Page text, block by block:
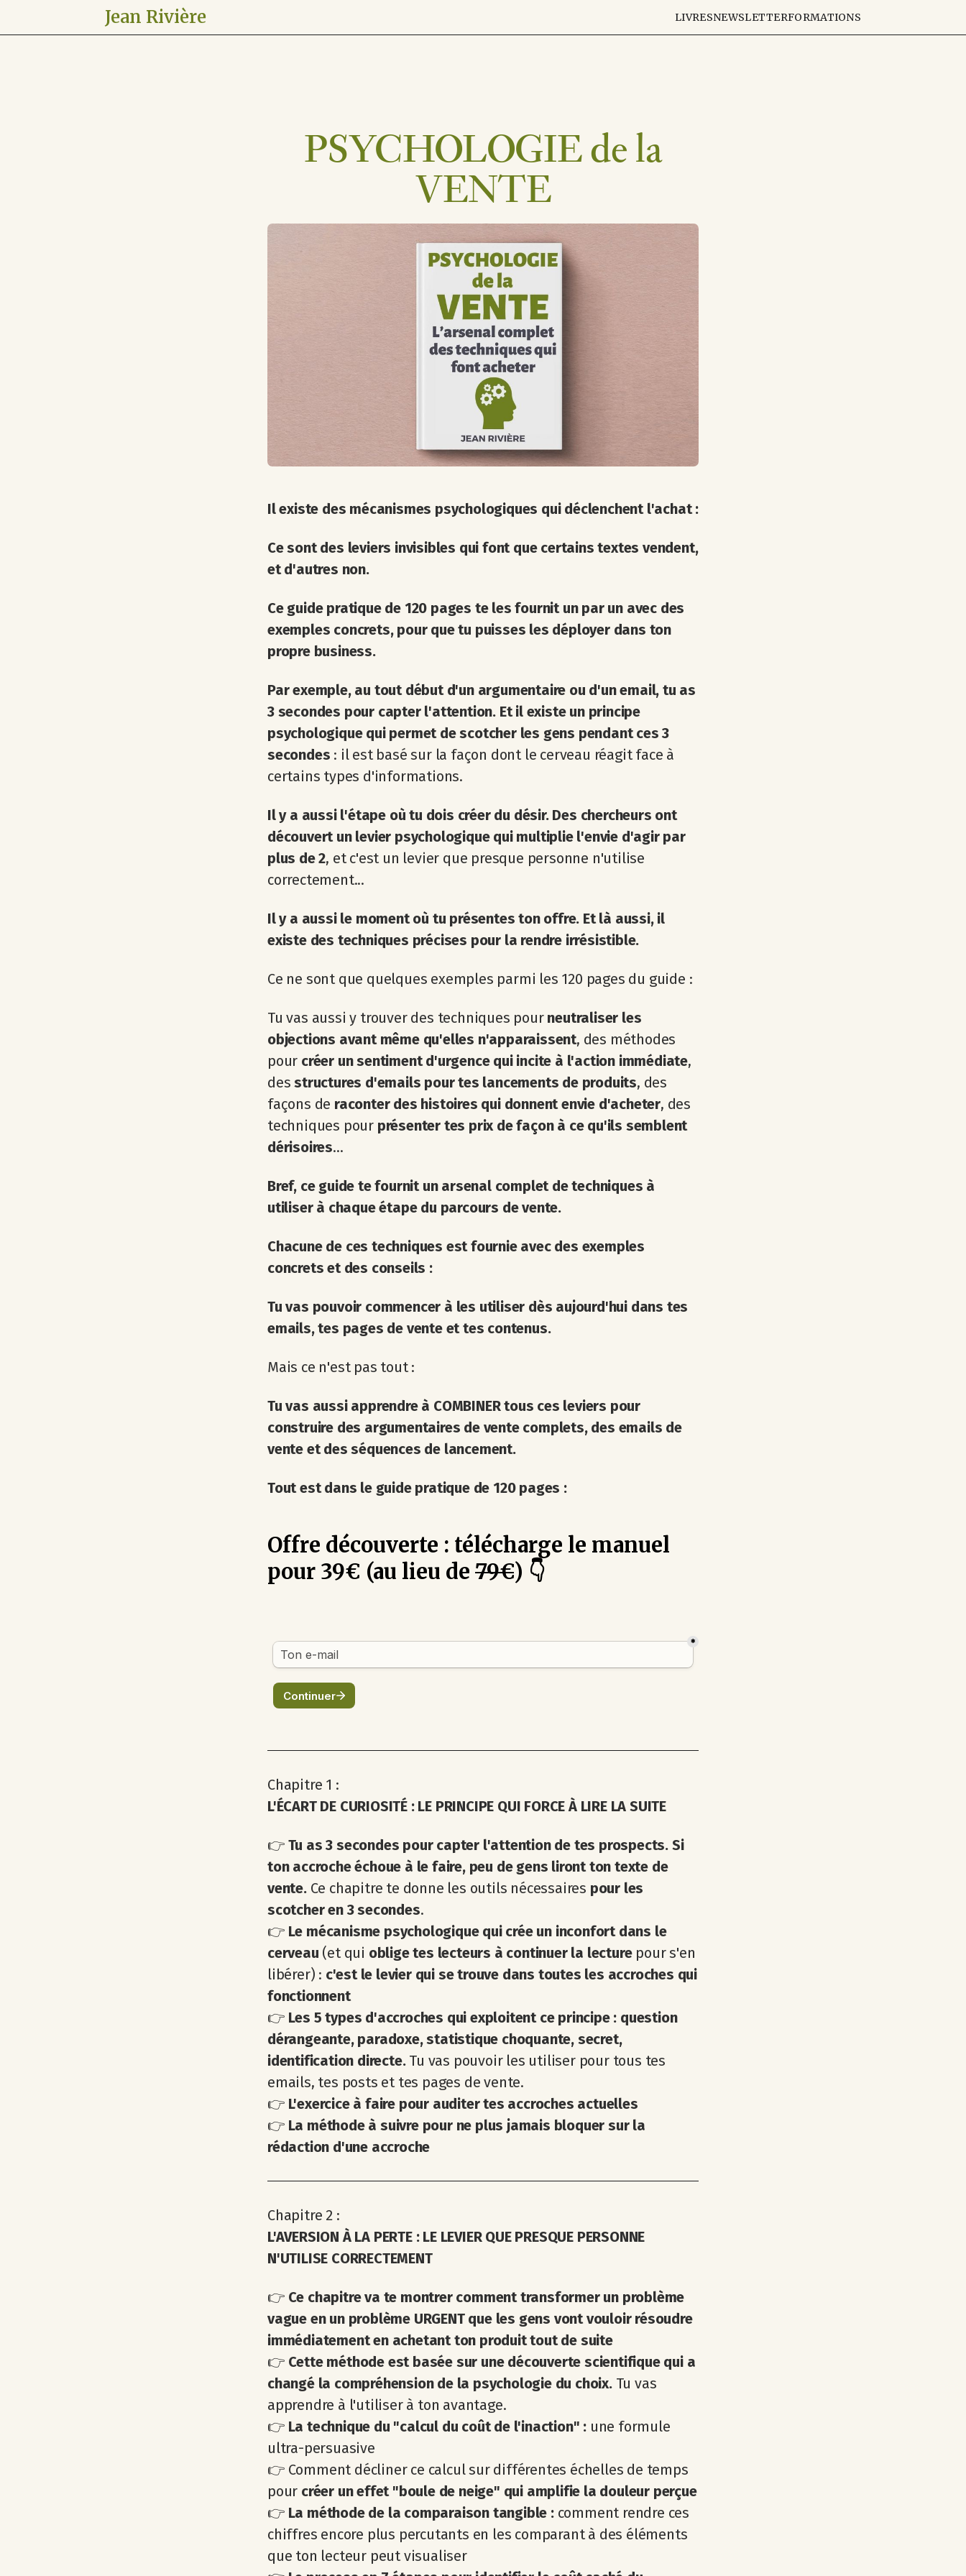
Jean Rivière LIVRESNEWSLETTERFORMATIONS
PSYCHOLOGIE de la
VENTE
Il existe des mécanismes psychologiques qui déclenchent l'achat :
Ce sont des leviers invisibles qui font que certains textes vendent,
et d'autres non.
Ce guide pratique de 120 pages te les fournit un par un avec des
exemples concrets, pour que tu puisses les déployer dans ton
propre business.
Par exemple, au tout début d'un argumentaire ou d'un email, tu as
3 secondes pour capter l'attention. Et il existe un principe
psychologique qui permet de scotcher les gens pendant ces 3
secondes : il est basé sur la façon dont le cerveau réagit face à
certains types d'informations.
Il y a aussi l'étape où tu dois créer du désir. Des chercheurs ont
découvert un levier psychologique qui multiplie l'envie d'agir par
plus de 2, et c'est un levier que presque personne n'utilise
correctement...
Il y a aussi le moment où tu présentes ton offre. Et là aussi, il
existe des techniques précises pour la rendre irrésistible.
Ce ne sont que quelques exemples parmi les 120 pages du guide :
Tu vas aussi y trouver des techniques pour neutraliser les
objections avant même qu'elles n'apparaissent, des méthodes
pour créer un sentiment d'urgence qui incite à l'action immédiate,
desstructures d'emails pour tes lancements de produits, des
façons de raconter des histoires qui donnent envie d'acheter, des
techniques pour présenter tes prix de façon à ce qu'ils semblent
dérisoires...
Bref, ce guide te fournit un arsenal complet de techniques à
utiliser à chaque étape du parcours de vente.
Chacune de ces techniques est fournie avec des exemples
concrets et des conseils :
Tu vas pouvoir commencer à les utiliser dès aujourd'hui dans tes
emails, tes pages de vente et tes contenus.
Mais ce n'est pas tout :
Tu vas aussi apprendre à COMBINER tous ces leviers pour
construire des argumentaires de vente complets, des emails de
vente et des séquences de lancement.
Tout est dans le guide pratique de 120 pages :
Offre découverte : télécharge le manuel
pour 39€ (au lieu de 79€) 👇
Chapitre 1 :
L'ÉCART DE CURIOSITÉ : LE PRINCIPE QUI FORCE À LIRE LA SUITE
👉 Tu as 3 secondes pour capter l'attention de tes prospects. Si
ton accroche échoue à le faire, peu de gens liront ton texte de
vente. Ce chapitre te donne les outils nécessaires pour les
scotcher en 3 secondes.
👉 Le mécanisme psychologique qui crée un inconfort dans le
cerveau (et qui oblige tes lecteurs à continuer la lecturepour s'en
libérer) : c'est le levier qui se trouve dans toutes les accroches qui
fonctionnent
👉 Les 5 types d'accroches qui exploitent ce principe : question
dérangeante, paradoxe, statistique choquante, secret,
identification directe. Tu vas pouvoir les utiliser pour tous tes
emails, tes posts et tes pages de vente.
👉 L'exercice à faire pour auditer tes accroches actuelles
👉 La méthode à suivre pour ne plus jamais bloquer sur la
rédaction d'une accroche
Chapitre 2 :
L'AVERSION À LA PERTE : LE LEVIER QUE PRESQUE PERSONNE
N'UTILISE CORRECTEMENT
👉 Ce chapitre va te montrer comment transformer un problème
vague en un problème URGENT que les gens vont vouloir résoudre
immédiatement en achetant ton produit tout de suite
👉 Cette méthode est basée sur une découverte scientifique qui a
changé la compréhension de la psychologie du choix. Tu vas
apprendre à l'utiliser à ton avantage.
👉 La technique du "calcul du coût de l'inaction" : une formule
ultra-persuasive
👉 Comment décliner ce calcul sur différentes échelles de temps
pour créer un effet "boule de neige" qui amplifie la douleur perçue
👉 La méthode de la comparaison tangible :comment rendre ces
chiffres encore plus percutants en les comparant à des éléments
que ton lecteur peut visualiser